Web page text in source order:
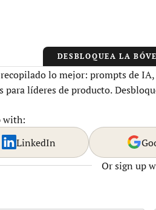
DESBLOQUEA LA
lo mejor: prompts de
para líderes de producto.
with:
LinkedIn
Or sign up